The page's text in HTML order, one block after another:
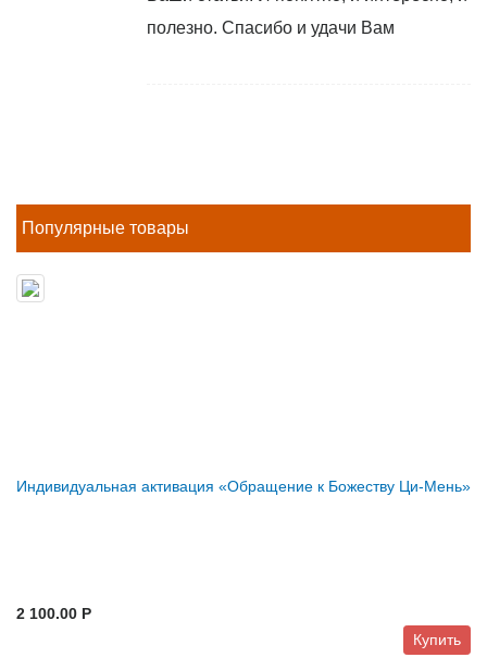
полезно. Спасибо и удачи Вам
Популярные товары
Индивидуальная активация «Обращение к Божеству Ци-Мень»
2 100.00 P
Купить